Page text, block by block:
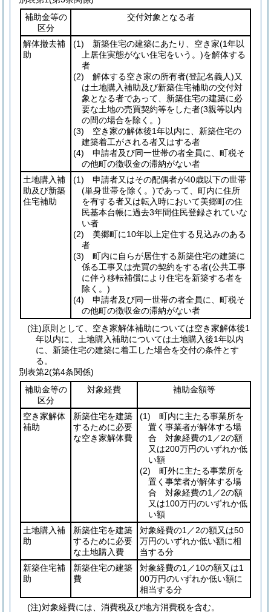
補助金等の
区分
交付対象となる者
解体撤去補
助
(1) 新築住宅の建築にあたり、空き家(1年以
上居住実態がない住宅をいう。)を解体する
者
(2) 解体する空き家の所有者(登記名義人)又
は土地購入補助及び新築住宅補助の交付対
象となる者であって、新築住宅の建築に必
要な土地の売買契約等をした者(3親等以内
の間の場合を除く。)
(3) 空き家の解体後1年以内に、新築住宅の
建築着工がされる者又はする者
(4) 申請者及び同一世帯の者全員に、町税そ
の他町の徴収金の滞納がない者
土地購入補
助及び新築
住宅補助
(1) 申請者又はその配偶者が40歳以下の世帯
(単身世帯を除く。)であって、町内に住所
を有する者又は転入時において美郷町の住
民基本台帳に過去3年間住民登録されていな
い者
(2) 美郷町に10年以上定住する見込みのある
者
(3) 町内に自らが居住する新築住宅の建築に
係る工事又は売買の契約をする者(公共工事
に伴う移転補償により住宅を新築する者を
除く。)
(4) 申請者及び同一世帯の者全員に、町税そ
の他町の徴収金の滞納がない者
(注)原則として、空き家解体補助については空き家解体後1
年以内に、土地購入補助については土地購入後1年以内
に、新築住宅の建築に着工した場合を交付の条件とす
る。
別表第2(第4条関係)
補助金等の
区分
対象経費 補助金額等
空き家解体
補助
新築住宅を建築
するために必要
な空き家解体費
(1) 町内に主たる事業所を
置く事業者が解体する場
合 対象経費の1／2の額
又は200万円のいずれか低
い額
(2) 町外に主たる事業所を
置く事業者が解体する場
合 対象経費の1／2の額
又は100万円のいずれか低
い額
土地購入補
助
新築住宅を建築
するために必要
な土地購入費
対象経費の1／2の額又は50
万円のいずれか低い額に相
当する分
新築住宅補
助
新築住宅の建築
費
対象経費の1／10の額又は1
00万円のいずれか低い額に
相当する分
(注)対象経費には、消費税及び地方消費税を含む。